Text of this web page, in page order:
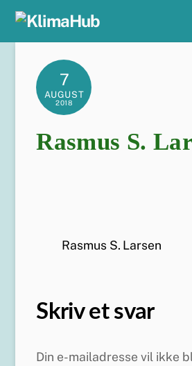
Skip
content
7
AUGUST
2018
Rasmus S.
Rasmus S. Larsen
Skriv et svar
Din e-mailadresse vil ikke